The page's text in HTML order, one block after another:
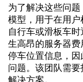
为了解决这些问
模型，用于在用
自行车或滑板车
生高昂的服务器
停车位置信息，
问题。该团队需